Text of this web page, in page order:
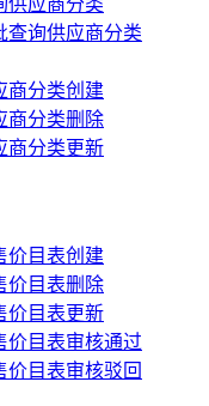
查询供应商分类
商分类创建
商分类删除
商分类更新
价目表创建
价目表删除
价目表更新
价目表审核通过
价目表审核驳回